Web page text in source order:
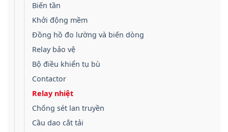
Biến tần
Khởi động mềm
Đồng hồ đo lường và biến dòng
Relay bảo vệ
Bộ điều khiển tụ bù
Contactor
Relay nhiệt
Chống sét lan truyền
Cầu dao cắt tải